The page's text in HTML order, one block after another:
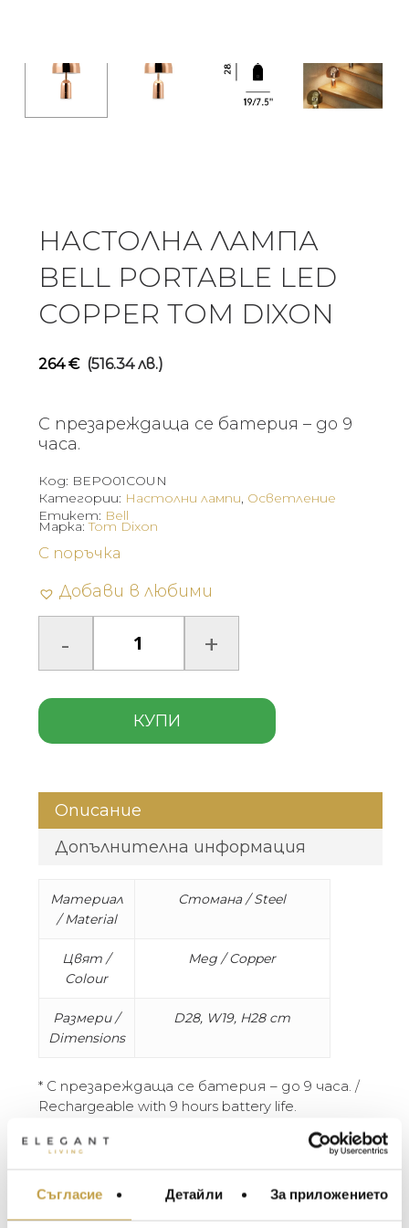
Съгласие Детайли За приложението
НАСТОЛНА ЛАМПА
BELL PORTABLE LED
COPPER TOM DIXON
264€ (516.34 лв.)
С презареждаща се батерия – до 9
часа.
Код: BEPO01COUN
Категории: Настолни лампи, Осветление
Етикет: Bell
С поръчка
Добави в любими
КУПИ
Марка:Tom Dixon
Описание
Допълнителна информация
Материал
/ Material
Стомана / Steel
Цвят /
Colour
Мед / Copper
Размери /
Dimensions
D28, W19, H28 cm
* С презареждаща се батерия – до 9 часа. /
Rechargeable with 9 hours battery life.
Bell е упражнение за редукционизъм,
характеристиките и цветовете на
заобикалящата го среда. НастолнитеМЕБЕЛИ ЗА ДОМА И